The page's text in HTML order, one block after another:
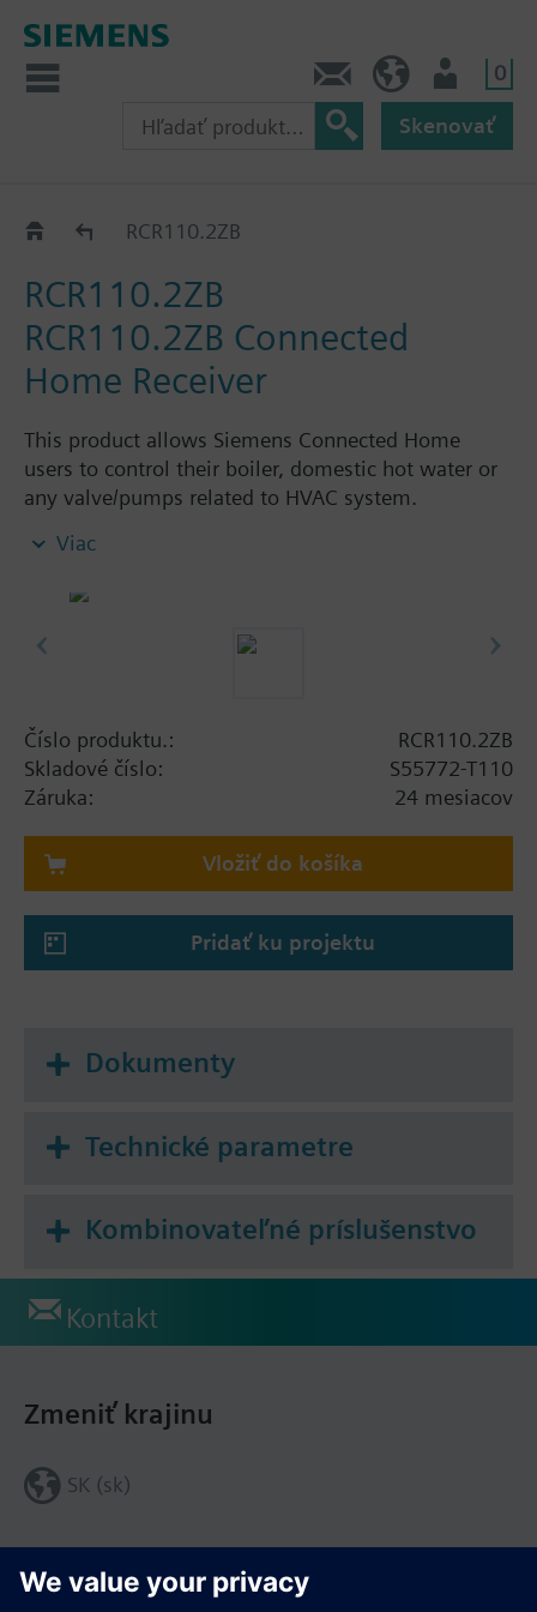
0
Skenovať
Connected Home
RCR110.2ZB
RCR110.2ZB
RCR110.2ZB Connected
Home Receiver
This product allows Siemens Connected Home
users to control their boiler, domestic hot water or
any valve/pumps related to HVAC system.
Communicates with Connected Home Hub via
release or DHW switch
Firmware upgrade over the air via Zigbee
Viac
Číslo produktu.:
RCR110.2ZB
Skladové číslo:
S55772-T110
Záruka:
24 mesiacov
Vložiť do košíka
Pridať ku projektu
Dokumenty
Technické parametre
Kombinovateľné príslušenstvo
Kontakt
Zdieľať túto stránku:
Zmeniť krajinu
SK (sk)